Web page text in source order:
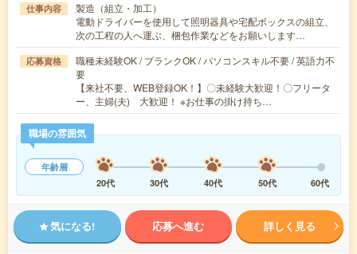
仕事内容
製造（組立・加工）
電動ドライバーを使用して照明器具や宅配ボックスの組立、
次の工程の人へ運ぶ、梱包作業などをお願いします…
応募資格
職種未経験OK / ブランクOK / パソコンスキル不要 / 英語力不
要
【来社不要、WEB登録OK！】〇未経験大歓迎！〇フリータ
ー、主婦(夫) 大歓迎！ ※お仕事の掛け持ち…
職場の雰囲気
年齢層
20代
30代 40代 50代 60代
気になる! 応募へ進む 詳しく見る